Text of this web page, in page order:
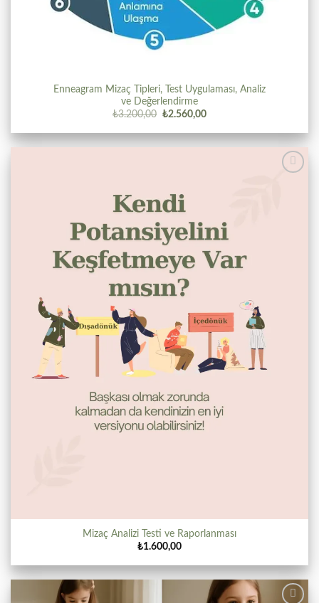
Enneagram Mizaç Tipleri, Test Uygulaması, Analiz
ve Değerlendirme
₺3.200,00 Orijinal
₺3.200,00.
₺2.560,00Şu
fiyat:
Mizaç Analizi Testi ve Raporlanması
₺1.600,00